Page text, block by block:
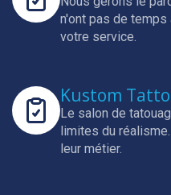
n'ont pas de temps
votre service.
Kustom
Le salon de
limites du réalisme.
leur métier.